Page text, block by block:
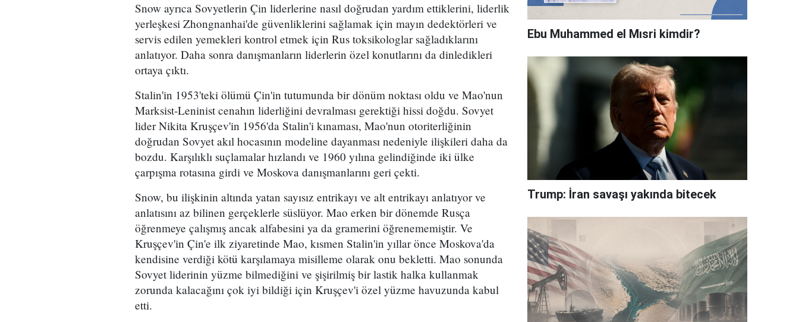
Snow ayrıca Sovyetlerin Çin liderlerine nasıl doğrudan yardım ettiklerini, liderlik
yerleşkesi Zhongnanhai'de güvenliklerini sağlamak için mayın dedektörleri ve
servis edilen yemekleri kontrol etmek için Rus toksikologlar sağladıklarını
anlatıyor. Daha sonra danışmanların liderlerin özel konutlarını da dinledikleri
ortaya çıktı.
Stalin'in 1953'teki ölümü Çin'in tutumunda bir dönüm noktası oldu ve Mao'nun
Marksist-Leninist cenahın liderliğini devralması gerektiği hissi doğdu. Sovyet
lider Nikita Kruşçev'in 1956'da Stalin'i kınaması, Mao'nun otoriterliğinin
doğrudan Sovyet akıl hocasının modeline dayanması nedeniyle ilişkileri daha da
bozdu. Karşılıklı suçlamalar hızlandı ve 1960 yılına gelindiğinde iki ülke
çarpışma rotasına girdi ve Moskova danışmanlarını geri çekti.
Snow, bu ilişkinin altında yatan sayısız entrikayı ve alt entrikayı anlatıyor ve
anlatısını az bilinen gerçeklerle süslüyor. Mao erken bir dönemde Rusça
öğrenmeye çalışmış ancak alfabesini ya da gramerini öğrenememiştir. Ve
Kruşçev'in Çin'e ilk ziyaretinde Mao, kısmen Stalin'in yıllar önce Moskova'da
kendisine verdiği kötü karşılamaya misilleme olarak onu bekletti. Mao sonunda
Sovyet liderinin yüzme bilmediğini ve şişirilmiş bir lastik halka kullanmak
zorunda kalacağını çok iyi bildiği için Kruşçev'i özel yüzme havuzunda kabul
etti.
Ebu Muhammed el Mısri kimdir?
Trump: İran savaşı yakında bitecek